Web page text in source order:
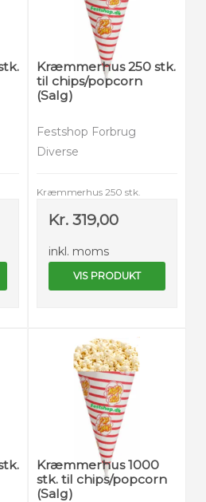
Kræmmerhus 250 stk.
til chips/popcorn
(Salg)
Festshop Forbrug
Diverse
Kræmmerhus 250 stk.
Kr. 319,00
inkl. moms
VIS PRODUKT
Kræmmerhus 1000
stk. til chips/popcorn
(Salg)